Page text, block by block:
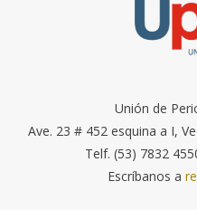
Unión de
Ave. 23 # 452 esquina a I,
Telf. (53) 7832
Escríbanos a